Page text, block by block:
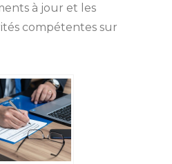
à jour et les
compétentes sur